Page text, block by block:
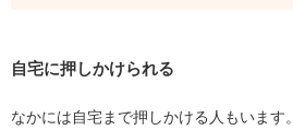
自宅に押しかけられる
なかには自宅まで押しかける人もいます。